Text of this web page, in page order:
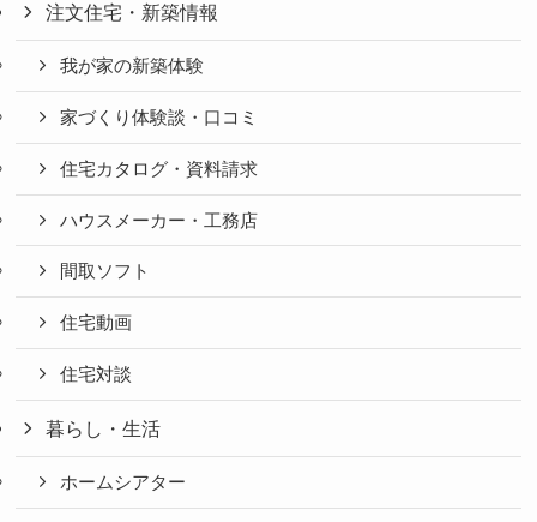
注文住宅・新築情報
我が家の新築体験
家づくり体験談・口コミ
住宅カタログ・資料請求
ハウスメーカー・工務店
間取ソフト
住宅動画
住宅対談
暮らし・生活
ホームシアター